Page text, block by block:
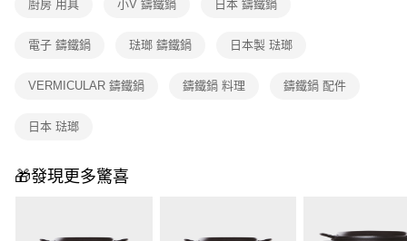
廚房 用具 小V 鑄鐵鍋 日本 鑄鐵鍋
電子 鑄鐵鍋 琺瑯 鑄鐵鍋 日本製 琺瑯
VERMICULAR 鑄鐵鍋 鑄鐵鍋 料理 鑄鐵鍋 配件
日本 琺瑯
🎁發現更多驚喜